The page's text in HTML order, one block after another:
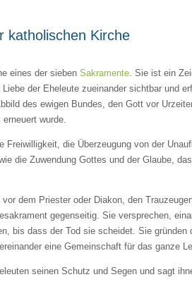
katholischen Kirche
eines der sieben Sakramente. Sie ist ein
der Eheleute zueinander sichtbar und
des ewigen Bundes, den Gott vor
wurde.
Freiwilligkeit, die Überzeugung von der
die Zuwendung Gottes und der Glaube,
dem Priester oder Diakon, den
gegenseitig. Sie versprechen,
bis dass der Tod sie scheidet. Sie gründen
eine Gemeinschaft für das ganze
seinen Schutz und Segen und sagt